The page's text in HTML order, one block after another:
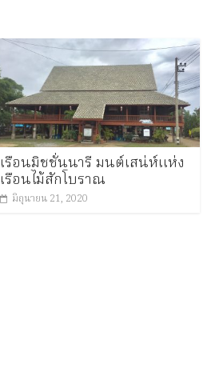
เรือนมิชชั่นนารี มนต์เสน่ห์แห่ง
เรือนไม้สักโบราณ
มิถุนายน 21, 2020